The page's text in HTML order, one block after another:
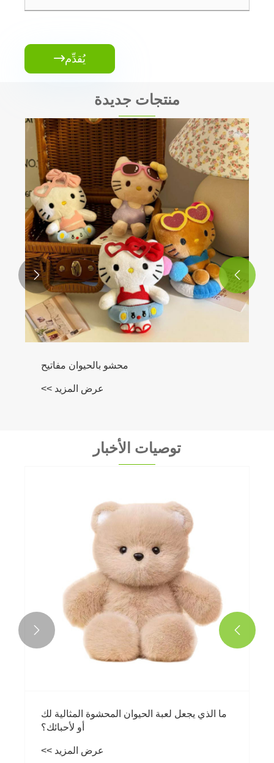
يُقدِّم
منتجات جديدة
محشو بالحيوان مفاتيح
عرض المزيد >>


توصيات الأخبار
ما الذي يجعل لعبة الحيوان المحشوة المثالية لك
أو لأحبائك؟
عرض المزيد >>

